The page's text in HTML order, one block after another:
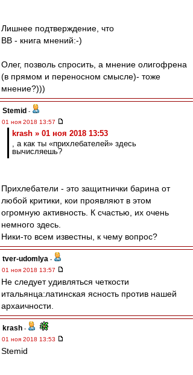
Лишнее подтверждение, что
ВВ - книга мнений:-)
Олег, позволь спросить, а мнение олигофрена
(в прямом и переносном смысле)- тоже
мнение?)))
Stemid -
01 ноя 2018 13:57
krash » 01 ноя 2018 13:53
, а как ты «прихлебателей» здесь
вычисляешь?
Прихлебатели - это защитнички барина от
любой критики, кои проявляют в этом
огромную активность. К счастью, их очень
немного здесь.
Ники-то всем известны, к чему вопрос?
tver-udomlya -
01 ноя 2018 13:57
Не следует удивляться четкости
итальянца:латинская ясность против нашей
архаичности.
krash -
01 ноя 2018 13:53
Stemid